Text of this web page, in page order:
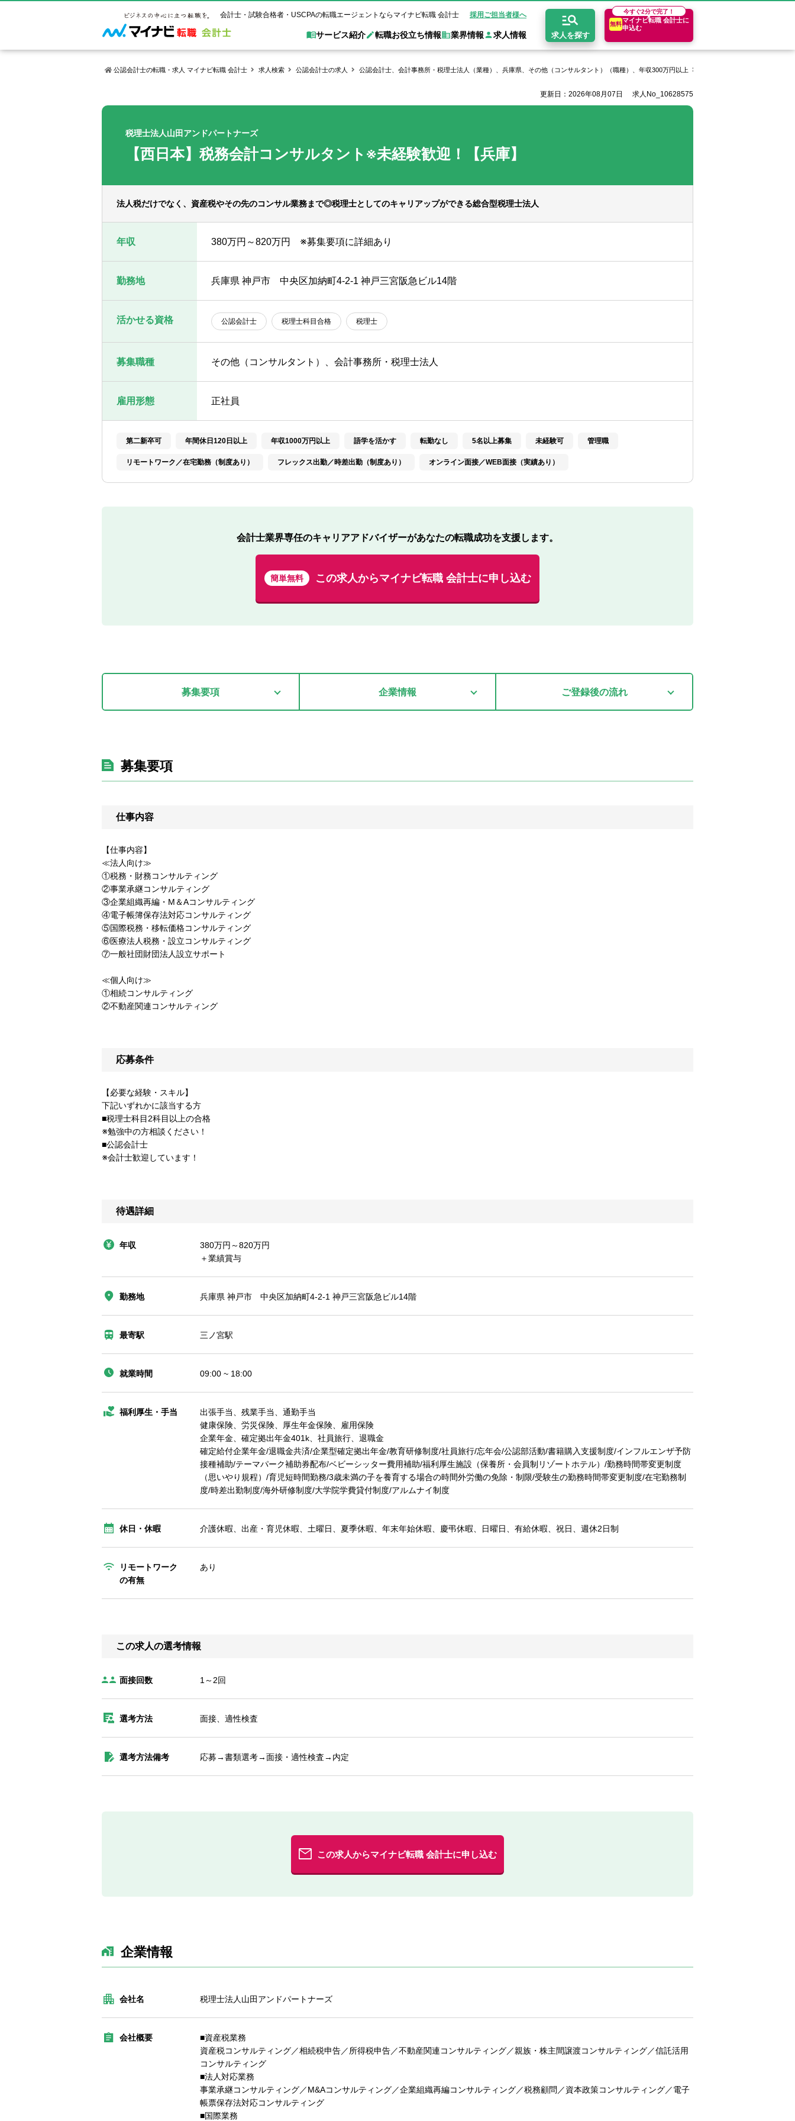
会計士・試験合格者・USCPAの転職エージェントならマイナビ転職 会計士 採用ご担当者様へ
求人を探す
今すぐ2分で完了！
無料
マイナビ転職 会計士に
申込む
サービス紹介
サービス紹介
ご利用の流れ 転職成功事例
非公開求人とは？
転職お役立ち情報
転職お役立ち情報
はじめての転職の方へ USCPAの転職
転職活動お役立ちコンテンツ
会計士・試験合格者の転職Q&A
業界情報
業界情報
試験科目一覧 会計士が活躍できる転職先
求人情報
公認会計士試験合格
会計事務所・税理士法人
ム
事業会社
エリア別求人情報
公認会計士の転職・求人 マイナビ転職 会計士 求人検索 公認会計士の求人 公認会計士、会計事務所・税理士法人（業種）、兵庫県、その他（コンサルタント）（職種）、年収300万円以上
更新日：2026年08月07日 求人No_10628575
税理士法人山田アンドパートナーズ
【西日本】税務会計コンサルタント※未経験歓迎！【兵庫】
法人税だけでなく、資産税やその先のコンサル業務まで◎税理士としてのキャリアップができる総合型税理士法人
年収 380万円～820万円 ※募集要項に詳細あり
勤務地 兵庫県 神戸市 中央区加納町4-2-1 神戸三宮阪急ビル14階
活かせる資格 公認会計士 税理士科目合格 税理士
募集職種 その他（コンサルタント）、会計事務所・税理士法人
雇用形態 正社員
第二新卒可 年間休日120日以上 年収1000万円以上 語学を活かす 転勤なし 5名以上募集 未経験可 管理職
リモートワーク／在宅勤務（制度あり） フレックス出勤／時差出勤（制度あり） オンライン面接／WEB面接（実績あり）
会計士業界専任のキャリアアドバイザーがあなたの転職成功を支援します。
簡単無料 この求人からマイナビ転職 会計士に申し込む
募集要項 企業情報 ご登録後の流れ
募集要項
仕事内容
【仕事内容】
≪法人向け≫
①税務・財務コンサルティング
②事業承継コンサルティング
③企業組織再編・M＆Aコンサルティング
④電子帳簿保存法対応コンサルティング
⑤国際税務・移転価格コンサルティング
⑥医療法人税務・設立コンサルティング
⑦一般社団財団法人設立サポート
≪個人向け≫
①相続コンサルティング
②不動産関連コンサルティング
応募条件
【必要な経験・スキル】
下記いずれかに該当する方
■税理士科目2科目以上の合格
※勉強中の方相談ください！
■公認会計士
※会計士歓迎しています！
待遇詳細
年収
380万円～820万円
＋業績賞与
勤務地 兵庫県 神戸市 中央区加納町4-2-1 神戸三宮阪急ビル14階
最寄駅 三ノ宮駅
就業時間 09:00 ~ 18:00
福利厚生・手当
出張手当、残業手当、通勤手当
健康保険、労災保険、厚生年金保険、雇用保険
企業年金、確定拠出年金401k、社員旅行、退職金
確定給付企業年金/退職金共済/企業型確定拠出年金/教育研修制度/社員旅行/忘年会/公認部活動/書籍購入支援制度/インフルエンザ予防
接種補助/テーマパーク補助券配布/ベビーシッター費用補助/福利厚生施設（保養所・会員制リゾートホテル）/勤務時間帯変更制度
（思いやり規程）/育児短時間勤務/3歳未満の子を養育する場合の時間外労働の免除・制限/受験生の勤務時間帯変更制度/在宅勤務制
度/時差出勤制度/海外研修制度/大学院学費貸付制度/アルムナイ制度
休日・休暇 介護休暇、出産・育児休暇、土曜日、夏季休暇、年末年始休暇、慶弔休暇、日曜日、有給休暇、祝日、週休2日制
リモートワーク
の有無
あり
この求人の選考情報
面接回数 1～2回
選考方法 面接、適性検査
選考方法備考 応募→書類選考→面接・適性検査→内定
この求人からマイナビ転職 会計士に申し込む
企業情報
会社名 税理士法人山田アンドパートナーズ
会社概要
■資産税業務
資産税コンサルティング／相続税申告／所得税申告／不動産関連コンサルティング／親族・株主間譲渡コンサルティング／信託活用
コンサルティング
■法人対応業務
事業承継コンサルティング／M&Aコンサルティング／企業組織再編コンサルティング／税務顧問／資本政策コンサルティング／電子
帳票保存法対応コンサルティング
■国際業務